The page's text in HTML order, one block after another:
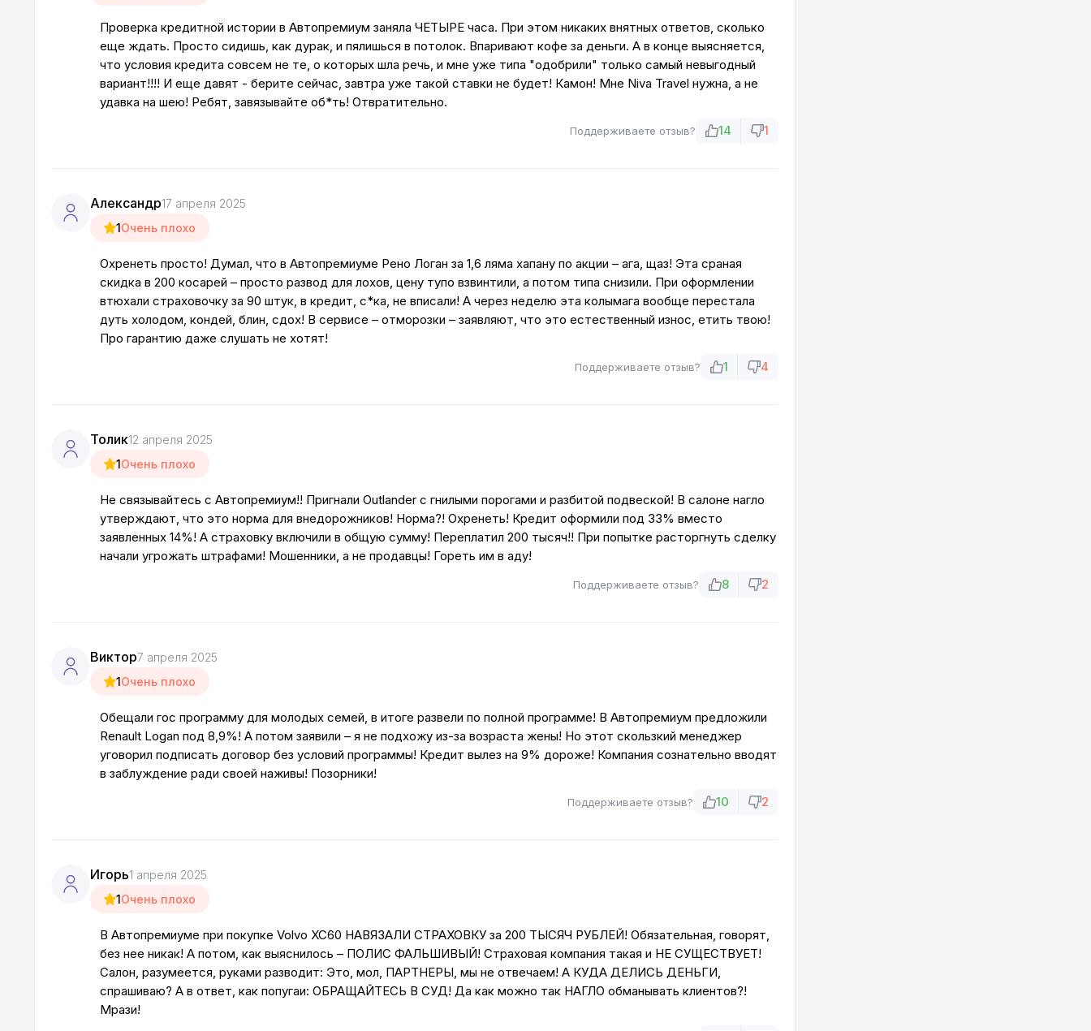
Проверка кредитной истории в Автопремиум заняла ЧЕТЫРЕ часа. При этом никаких внятных ответов, сколько
еще ждать. Просто сидишь, как дурак, и пялишься в потолок. Впаривают кофе за деньги. А в конце выясняется,
что условия кредита совсем не те, о которых шла речь, и мне уже типа "одобрили" только самый невыгодный
вариант!!!! И еще давят - берите сейчас, завтра уже такой ставки не будет! Камон! Мне Niva Travel нужна, а не
удавка на шею! Ребят, завязывайте об*ть! Отвратительно.
Поддерживаете отзыв? 14 1
Александр17 апреля 2025
1Очень плохо
Охренеть просто! Думал, что в Автопремиуме Рено Логан за 1,6 ляма хапану по акции – ага, щаз! Эта сраная
скидка в 200 косарей – просто развод для лохов, цену тупо взвинтили, а потом типа снизили. При оформлении
втюхали страховочку за 90 штук, в кредит, с*ка, не вписали! А через неделю эта колымага вообще перестала
дуть холодом, кондей, блин, сдох! В сервисе – отморозки – заявляют, что это естественный износ, етить твою!
Про гарантию даже слушать не хотят!
Поддерживаете отзыв? 1 4
Толик12 апреля 2025
1Очень плохо
Не связывайтесь с Автопремиум!! Пригнали Outlander с гнилыми порогами и разбитой подвеской! В салоне нагло
утверждают, что это норма для внедорожников! Норма?! Охренеть! Кредит оформили под 33% вместо
заявленных 14%! А страховку включили в общую сумму! Переплатил 200 тысяч!! При попытке расторгнуть сделку
начали угрожать штрафами! Мошенники, а не продавцы! Гореть им в аду!
Поддерживаете отзыв? 8 2
Виктор7 апреля 2025
1Очень плохо
Обещали гос программу для молодых семей, в итоге развели по полной программе! В Автопремиум предложили
Renault Logan под 8,9%! А потом заявили – я не подхожу из-за возраста жены! Но этот скользкий менеджер
уговорил подписать договор без условий программы! Кредит вылез на 9% дороже! Компания сознательно вводят
в заблуждение ради своей наживы! Позорники!
Поддерживаете отзыв? 10 2
Игорь1 апреля 2025
1Очень плохо
В Автопремиуме при покупке Volvo XC60 НАВЯЗАЛИ СТРАХОВКУ за 200 ТЫСЯЧ РУБЛЕЙ! Обязательная, говорят,
без нее никак! А потом, как выяснилось – ПОЛИС ФАЛЬШИВЫЙ! Страховая компания такая и НЕ СУЩЕСТВУЕТ!
Салон, разумеется, руками разводит: Это, мол, ПАРТНЕРЫ, мы не отвечаем! А КУДА ДЕЛИСЬ ДЕНЬГИ,
спрашиваю? А в ответ, как попугаи: ОБРАЩАЙТЕСЬ В СУД! Да как можно так НАГЛО обманывать клиентов?!
Мрази!